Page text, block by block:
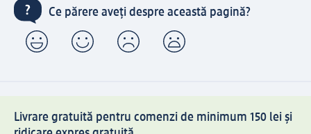
Ce părere aveți despre această pagină?
Livrare gratuită pentru comenzi de minimum 150 lei și